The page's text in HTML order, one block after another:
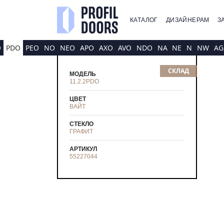
КАТАЛОГ ДИЗАЙНЕРАМ
PDO PEO NO NEO APO AXO AVO NDO NA NE N NW AG
СКЛАД
МОДЕЛЬ
11.2.2PDO
ЦВЕТ
ВАЙТ
СТЕКЛО
ГРАФИТ
АРТИКУЛ
55227044